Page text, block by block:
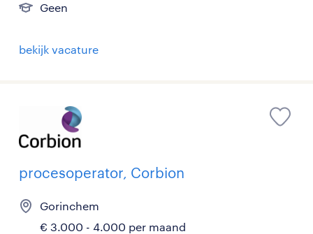
Geen
bekijk vacature
procesoperator, Corbion
Gorinchem
€ 3.000 - 4.000 per maand